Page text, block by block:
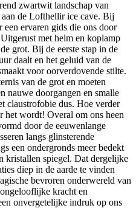
zwartwit landschap van
de Lofthellir ice cave. Bij
ervaren gids die ons door
met helm en koplamp
grot. Bij de eerste stap in de
daalt en het geluid van de
voor oorverdovende stilte.
van de grot en moeten
nauwe doorgangen en smalle
claustrofobie dus. Hoe verder
het wordt! Overal om ons heen
door de eeuwenlange
langs glinsterende
een ondergronds meer bedekt
kristallen spiegel. Dat dergelijke
diep in de aarde te vinden
bevroren onderwereld van
kracht en
onvergetelijke indruk op ons